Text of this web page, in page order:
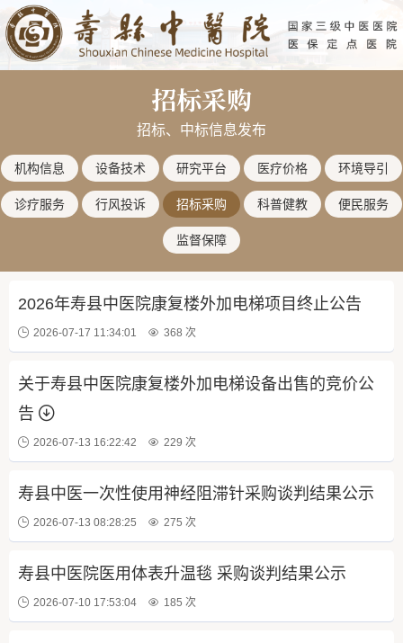
招标采购
招标、中标信息发布
机构信息 设备技术 研究平台 医疗价格 环境导引
诊疗服务 行风投诉 招标采购 科普健教 便民服务
监督保障
2026年寿县中医院康复楼外加电梯项目终止公告
2026-07-17 11:34:01 368 次
关于寿县中医院康复楼外加电梯设备出售的竞价公
告
2026-07-13 16:22:42 229 次
寿县中医一次性使用神经阻滞针采购谈判结果公示
2026-07-13 08:28:25 275 次
寿县中医院医用体表升温毯 采购谈判结果公示
2026-07-10 17:53:04 185 次